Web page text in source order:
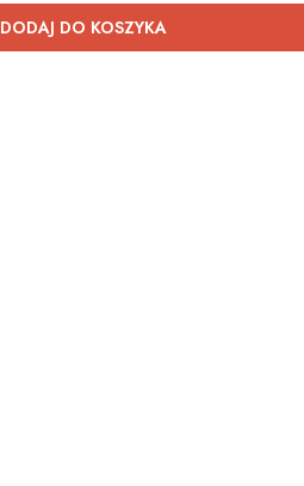
DODAJ DO KOSZYKA